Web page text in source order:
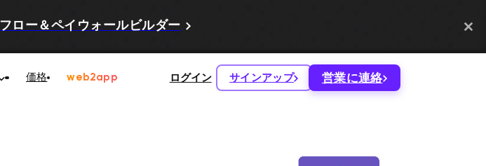
フロー＆ペイウォールビルダー
価格 web2app ログイン サインアップ 営業に連絡